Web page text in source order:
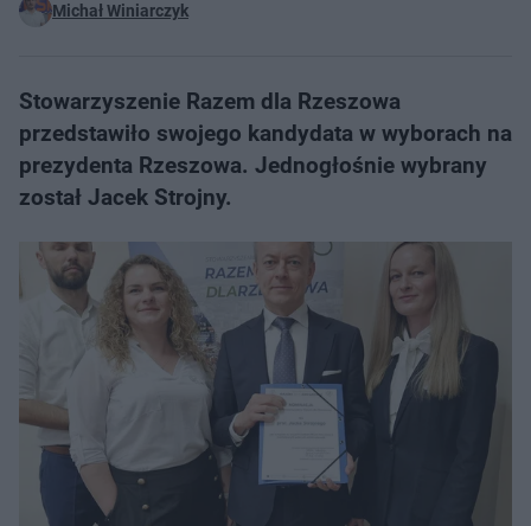
Michał Winiarczyk
Stowarzyszenie Razem dla Rzeszowa
przedstawiło swojego kandydata w wyborach na
prezydenta Rzeszowa. Jednogłośnie wybrany
został Jacek Strojny.